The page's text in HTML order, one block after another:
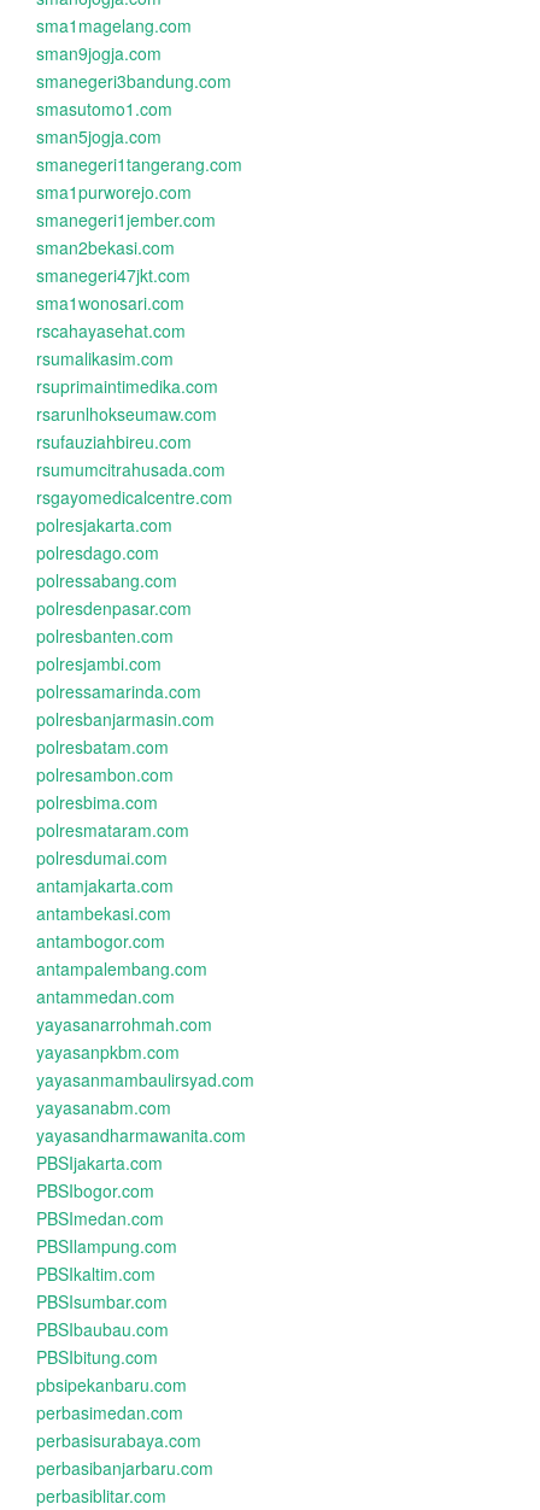
sma1magelang.com
sman9jogja.com
smanegeri3bandung.com
smasutomo1.com
sman5jogja.com
smanegeri1tangerang.com
sma1purworejo.com
smanegeri1jember.com
sman2bekasi.com
smanegeri47jkt.com
sma1wonosari.com
rscahayasehat.com
rsumalikasim.com
rsuprimaintimedika.com
rsarunlhokseumaw.com
rsufauziahbireu.com
rsumumcitrahusada.com
rsgayomedicalcentre.com
polresjakarta.com
polresdago.com
polressabang.com
polresdenpasar.com
polresbanten.com
polresjambi.com
polressamarinda.com
polresbanjarmasin.com
polresbatam.com
polresambon.com
polresbima.com
polresmataram.com
polresdumai.com
antamjakarta.com
antambekasi.com
antambogor.com
antampalembang.com
antammedan.com
yayasanarrohmah.com
yayasanpkbm.com
yayasanmambaulirsyad.com
yayasanabm.com
yayasandharmawanita.com
PBSIjakarta.com
PBSIbogor.com
PBSImedan.com
PBSIlampung.com
PBSIkaltim.com
PBSIsumbar.com
PBSIbaubau.com
PBSIbitung.com
pbsipekanbaru.com
perbasimedan.com
perbasisurabaya.com
perbasibanjarbaru.com
perbasiblitar.com